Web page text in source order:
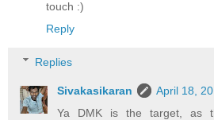
touch :)
Reply
Replies
Sivakasikaran
April 18,
Ya DMK is the target, as